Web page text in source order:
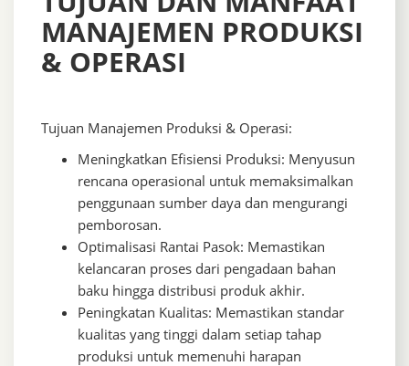
MANAJEMEN PRODUKSI
& OPERASI
Tujuan Manajemen Produksi & Operasi:
Meningkatkan Efisiensi Produksi: Menyusun
rencana operasional untuk memaksimalkan
penggunaan sumber daya dan mengurangi
pemborosan.
Optimalisasi Rantai Pasok: Memastikan
kelancaran proses dari pengadaan bahan
baku hingga distribusi produk akhir.
Peningkatan Kualitas: Memastikan standar
kualitas yang tinggi dalam setiap tahap
produksi untuk memenuhi harapan